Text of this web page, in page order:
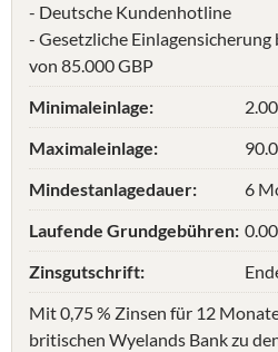
- Deutsche Kundenhotline
- Gesetzliche
von 85.000 GBP
Minimaleinlage:
Maximaleinlage:
Mindestanlagedauer:
6
Laufende Grundgebühren:
Zinsgutschrift:
Mit 0,75 % Zinsen für 12
britischen Wyelands Bank zu